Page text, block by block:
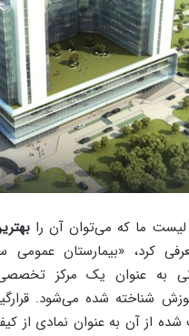
لیست ما که می‌توان آن را
کرد، «بیمارستان عمومی
به عنوان یک مرکز
شناخته شده می‌شود.
شده از آن به عنوان نمادی از